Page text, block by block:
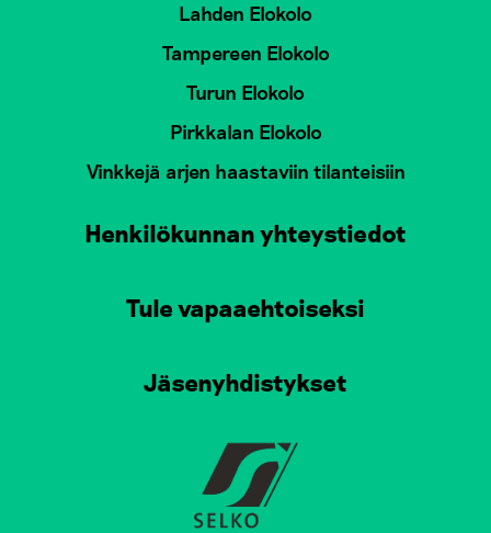
Lahden Elokolo
Tampereen Elokolo
Turun Elokolo
Pirkkalan Elokolo
Vinkkejä arjen haastaviin tilanteisiin
Henkilökunnan yhteystiedot
Tule vapaaehtoiseksi
Jäsenyhdistykset